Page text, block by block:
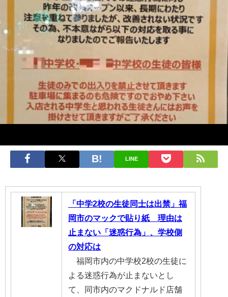
LINE
「中学2校の生徒同士は出禁」福
岡市のマックで貼り紙 理由は
止まない「迷惑行為」、学校側
の対応は
福岡市内の中学校2校の生徒に
よる迷惑行為が止まないとし
て、同市内のマクドナルド店舗